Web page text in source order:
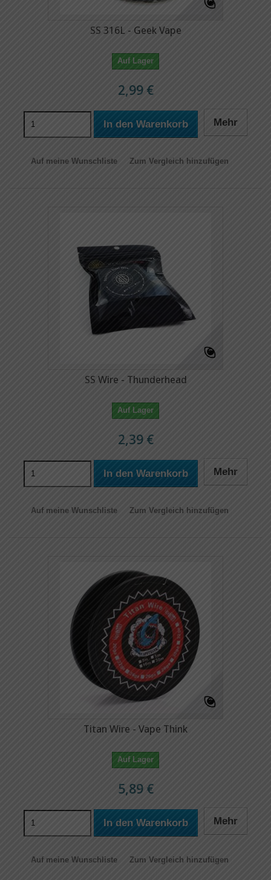
SS 316L - Geek Vape
Auf Lager
2,99 €
In den Warenkorb Mehr
Auf meine Wunschliste Zum Vergleich hinzufügen
SS Wire - Thunderhead
Auf Lager
2,39 €
In den Warenkorb Mehr
Auf meine Wunschliste Zum Vergleich hinzufügen
Titan Wire - Vape Think
Auf Lager
5,89 €
In den Warenkorb Mehr
Auf meine Wunschliste Zum Vergleich hinzufügen